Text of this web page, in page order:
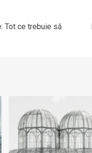
Tot ce trebuie să